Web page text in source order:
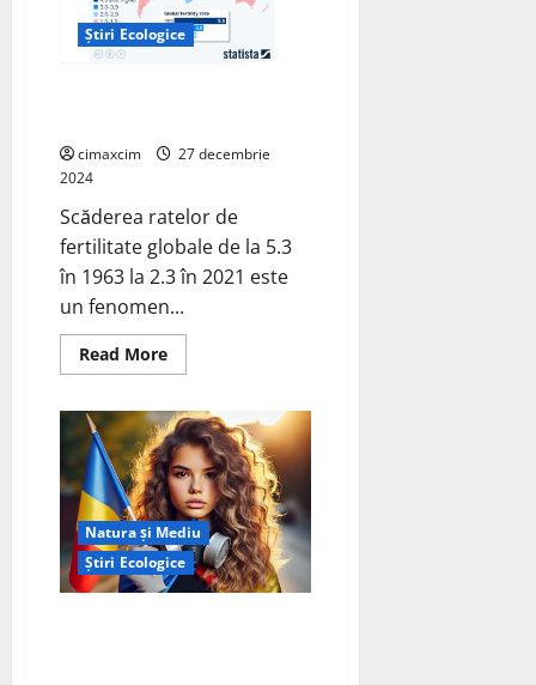
Știri Ecologice
cimaxcim
27 decembrie
2024
Scăderea ratelor de
fertilitate globale de la 5.3
în 1963 la 2.3 în 2021 este
un fenomen...
Read MoreRead
more
Poluării
și
Încălzirii
Globale
asupra
Fertilității
Natura și Mediu
Știri Ecologice